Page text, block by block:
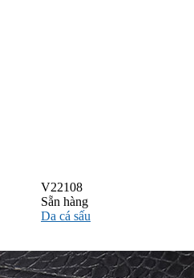
V22108
Sẵn hàng
Da cá sấu